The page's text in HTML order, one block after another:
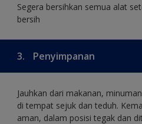
Segera bersihkan semua alat
bersih
3. Penyimpanan
Jauhkan dari makanan,
di tempat sejuk dan teduh.
aman, dalam posisi tegak dan